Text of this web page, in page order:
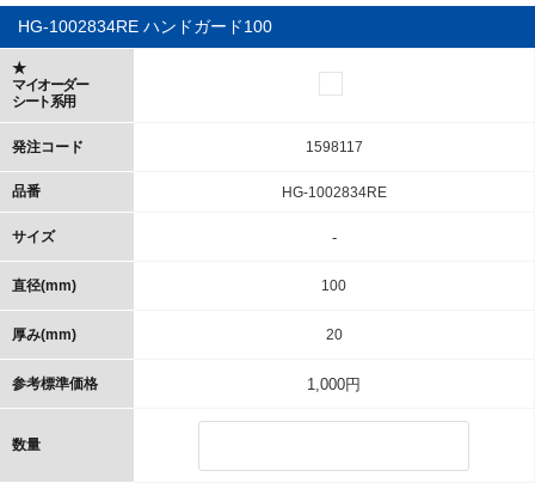
HG-1002834RE ハンドガード100
★
マイオーダー
シート系用
発注コード
品番
サイズ
直径(mm)
厚み(mm)
参考標準価格
数量
1598117
HG-1002834RE
-
100
20
1,000円